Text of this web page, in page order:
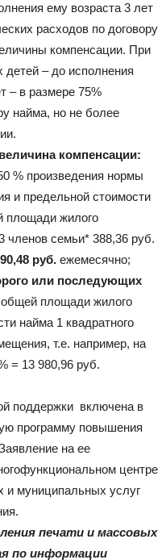
ему возраста 3 лет
расходов по договору
компенсации. При
– до исполнения
– в размере 75%
найма, но не более
компенсации:
% произведения нормы
и предельной стоимости
площади жилого
членов семьи* 388,36 руб.
руб. ежемесячно;
или последующих
площади жилого
найма 1 квадратного
т.е. например, на
= 13 980,96 руб.
поддержки включена в
программу повышения
на ее
центре
и муниципальных услуг
печати и массовых
по информации